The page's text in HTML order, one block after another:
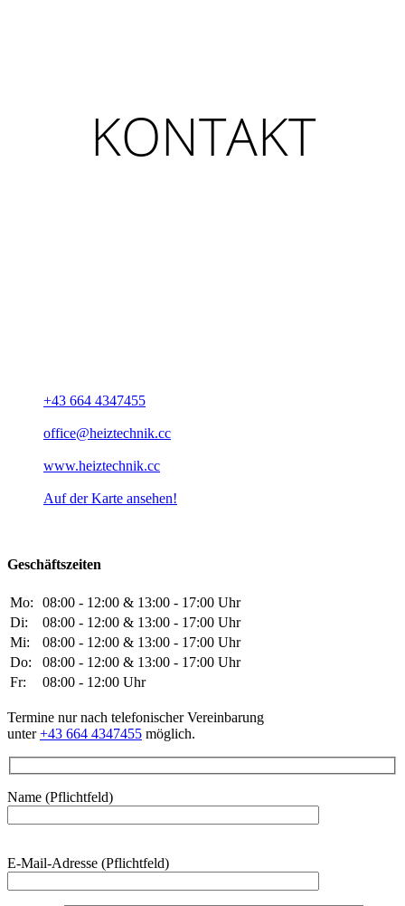
KONTAKT
+43 664 4347455
office@​heiztechnik.cc
www.​heiztechnik.cc
Auf der Karte ansehen!
Geschäftszeiten
Mo:
08:00 - 12:00 & 13:00 - 17:00 Uhr
Di:
08:00 - 12:00 & 13:00 - 17:00 Uhr
Mi:
08:00 - 12:00 & 13:00 - 17:00 Uhr
Do:
08:00 - 12:00 & 13:00 - 17:00 Uhr
Fr:
08:00 - 12:00 Uhr
Termine nur nach telefonischer Vereinbarung
unter+43 664 4347455 möglich.
Name (Pflichtfeld)
lasse
E-Mail-Adresse (Pflichtfeld)